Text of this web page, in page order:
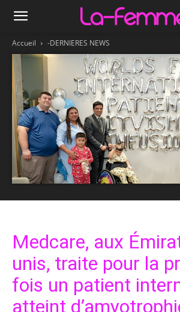
Accueil -DERNIERES NEWS
Medcare, aux
unis, traite pour la
fois un patient
atteint